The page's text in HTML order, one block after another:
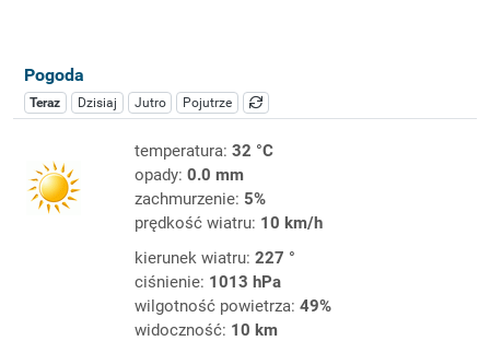
Pogoda
Teraz Dzisiaj Jutro Pojutrze
temperatura: 32 °C
opady: 0.0 mm
zachmurzenie: 5%
prędkość wiatru: 10 km/h
kierunek wiatru: 227 °
ciśnienie: 1013 hPa
wilgotność powietrza: 49%
widoczność: 10 km